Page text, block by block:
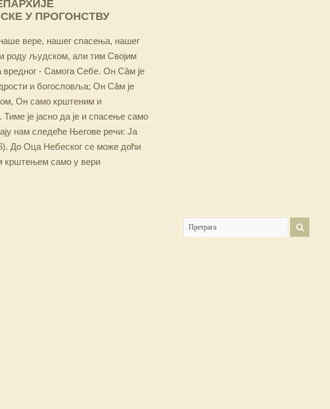
У ПРОГОНСТВУ
вере, нашег спасења, нашег
роду људском, али тим Својим
вредног - Самога Себе. Он Сâм је
и богословља; Он Сâм је
Он само крштеним и
је јасно да је и спасење само
нам следеће Његове речи: Ја
До Оца Небеског се може доћи
крштењем само у вери